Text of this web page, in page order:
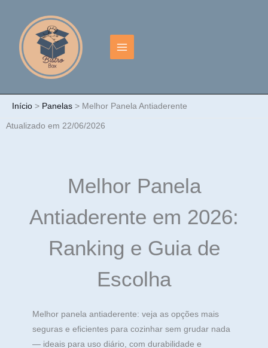
conteúdo
Início Panelas Melhor Panela Antiaderente​
Atualizado em 22/06/2026
Melhor Panela
Antiaderente em 2026:
Ranking e Guia de
Escolha
Melhor panela antiaderente: veja as opções mais
seguras e eficientes para cozinhar sem grudar nada
— ideais para uso diário, com durabilidade e